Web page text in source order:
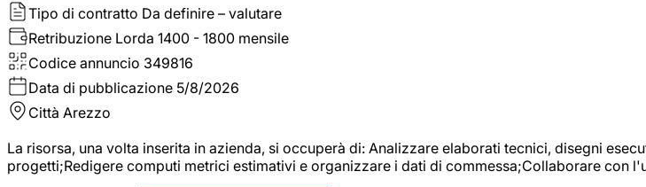
Tipo di contratto Da definire – valutare
Retribuzione Lorda 1400 - 1800 mensile
Codice annuncio 349816
Data di pubblicazione 5/8/2026
Città Arezzo
La risorsa, una volta inserita in azienda, si occuperà di: Analizzare elaborati tecnici, disegni
progetti;Redigere computi metrici estimativi e organizzare i dati di commessa;Collaborare con